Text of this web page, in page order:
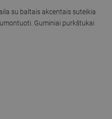
su baltais akcentais suteikia
Guminiai purkštukai